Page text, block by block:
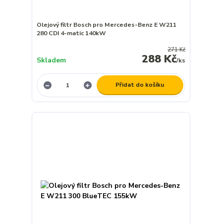
Olejový filtr Bosch pro Mercedes-Benz E W211
280 CDI 4-matic 140kW
271 Kč
288 Kč/ks
Skladem
Přidat do košíku